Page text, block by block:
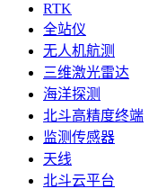
RTK
全站仪
无人机航测
三维激光雷达
海洋探测
北斗高精度终端
监测传感器
天线
北斗云平台